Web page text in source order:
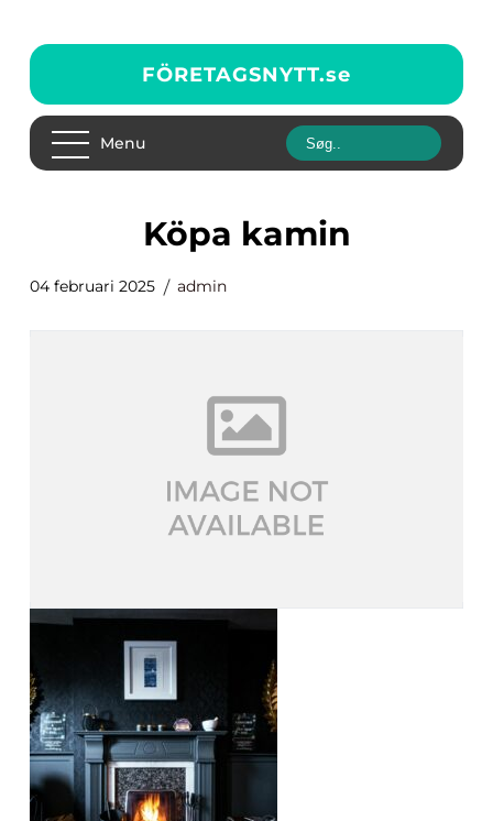
FÖRETAGSNYTT.se
Menu
köpa kamin
04 februari 2025 admin